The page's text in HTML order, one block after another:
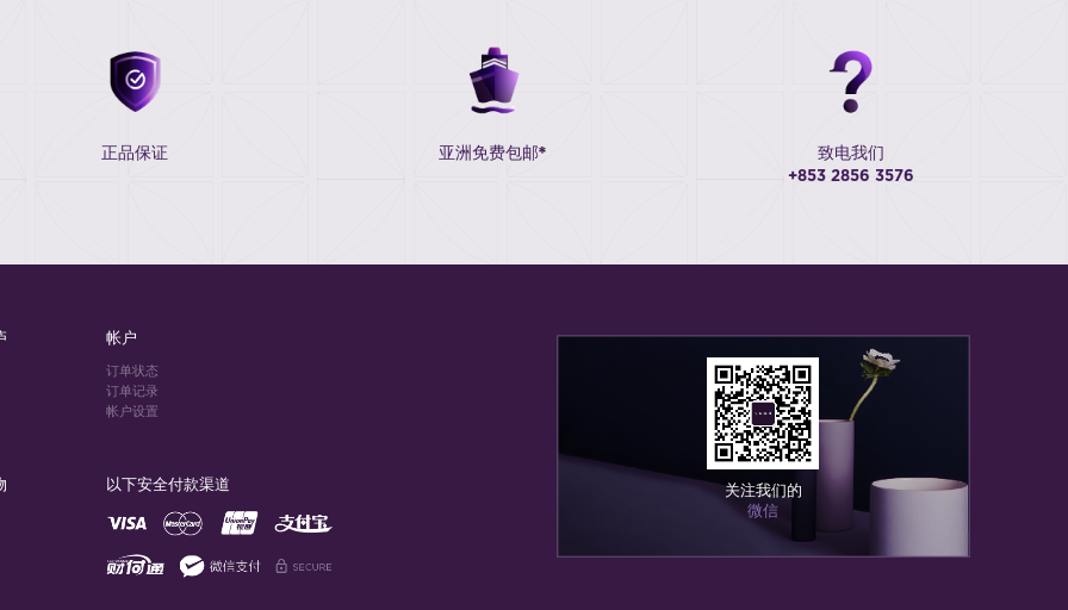
正品保证 亚洲免费包邮* 致电我们
+853 2856 3576
帐户
订单状态
订单记录
帐户设置
以下安全付款渠道
关注我们的
微信